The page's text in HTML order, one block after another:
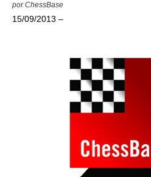
por ChessBase
15/09/2013 –